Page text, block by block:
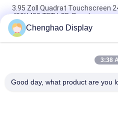
3.95 Zoll Quadrat Touchscreen
480X480 TFT LCD-Panel
3 Zoll Farb-Touchscreen-Display
LCD-Modul
5.5 Zoll Kleiner LCD-
Chenghao Display
3:38
Good day, what product are you